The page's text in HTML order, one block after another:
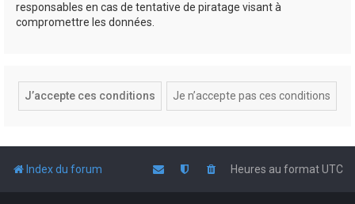
responsables en cas de tentative de piratage visant à
compromettre les données.
Index du forum Heures au formatUTC